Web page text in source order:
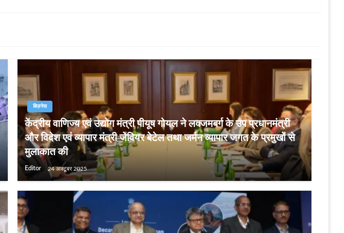
बिज़नेस
केंद्रीय वाणिज्य एवं उद्योग मंत्री पीयूष गोयल ने लक्जमबर्ग के उप प्रधानमंत्री
और विदेश एवं व्यापार मंत्री जेवियर बेटेल तथा जर्मन व्यापार जगत के प्रमुखों से
मुलाकात की
Editor 24 अक्टूबर 2025